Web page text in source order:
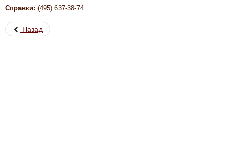
Справки: (495) 637-38-74
Назад